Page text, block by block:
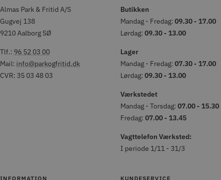
Almas Park & Fritid A/S
Gugvej 138
9210 Aalborg SØ
Tlf.: 96 52 03 00
Mail: info@parkogfritid.dk
CVR: 35 03 48 03
Butikken
Mandag - Fredag: 09.30 - 17.00
Lørdag: 09.30 - 13.00
Lager
Mandag - Fredag: 07.30 - 17.00
Lørdag: 09.30 - 13.00
Værkstedet
Mandag - Torsdag: 07.00 - 15.30
Fredag: 07.00 - 13.45
Vagttelefon Værksted:
I periode 1/11 - 31/3
INFORMATION KUNDESERVICE